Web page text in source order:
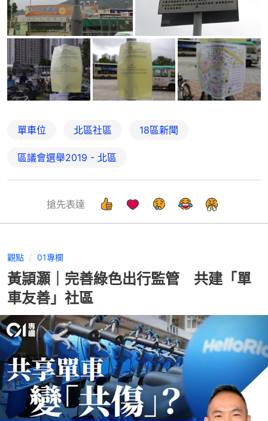
單車位 北區社區 18區新聞
區議會選舉2019 - 北區
搶先表達
觀點 01專欄
黃頴灝｜完善綠色出行監管 共建「單
車友善」社區